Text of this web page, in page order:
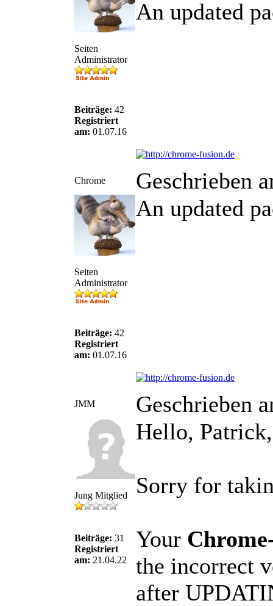
Seiten
Administrator
Beiträge: 42
Registriert
am: 01.07.16
An updated
Chrome Geschrieben
Seiten
Administrator
Beiträge: 42
Registriert
am: 01.07.16
An updated
JMM Geschrieben
Jung Mitglied
Beiträge: 31
Registriert
am: 21.04.22
Hello, Patrick,
Sorry for
Your
the incorrect
after